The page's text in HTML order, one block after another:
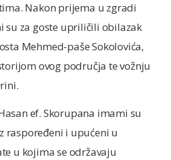
Nakon prijema u zgradi
su za goste upriličili obilazak
Mehmed-paše Sokolovića,
ovog područja te vožnju
ef. Skorupana imami su
raspoređeni i upućeni u
u kojima se održavaju